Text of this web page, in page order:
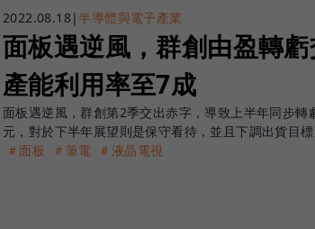
2022.08.18|半導體與電子產業
面板遇逆風，群創由盈轉
產能利用率至7成
面板遇逆風，群創第2季交出赤字，導致上半年同步
元，對於下半年展望則是保守看待，並且下調出貨目標
＃面板
＃筆電 ＃液晶電視